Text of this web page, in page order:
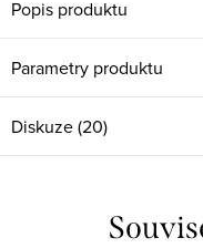
Popis produktu
Parametry produktu
Diskuze (20)